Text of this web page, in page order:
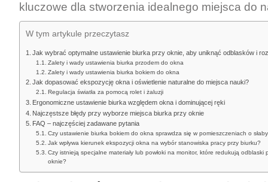
bez
odblasków
rozproszeń
kluczowe dla stworzenia idealnego miejsca do
W tym artykule przeczytasz
Jak wybrać optymalne ustawienie biurka przy oknie, aby uniknąć odblasków i
Zalety i wady ustawienia biurka przodem do okna
Zalety i wady ustawienia biurka bokiem do okna
Jak dopasować ekspozycję okna i oświetlenie naturalne do miejsca nauki?
Regulacja światła za pomocą rolet i żaluzji
Ergonomiczne ustawienie biurka względem okna i dominującej ręki
Najczęstsze błędy przy wyborze miejsca biurka przy oknie
FAQ – najczęściej zadawane pytania
Czy ustawienie biurka bokiem do okna sprawdza się w pomieszczeniach o
Jak wpływa kierunek ekspozycji okna na wybór stanowiska pracy przy biurku?
Czy istnieją specjalne materiały lub powłoki na monitor, które redukują odblaski
oknie?